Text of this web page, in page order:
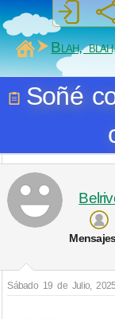
MiSabueso
Blah,
Soñé
Sábado 19 de Julio,